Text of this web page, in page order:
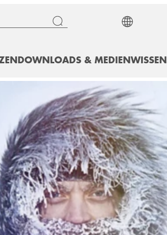
DOWNLOADS & MEDIENWISSEN